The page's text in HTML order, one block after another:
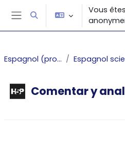
Passer au contenu principal
Panneau latéral
Activer/désactiver la
Vous
Espagnol (projet PUNCHy)
Comentar y